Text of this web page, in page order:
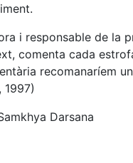
i responsable de la
comenta cada
recomanaríem
Darsana